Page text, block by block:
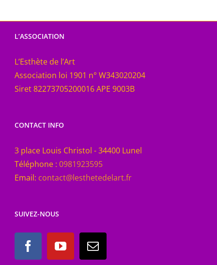
L’ASSOCIATION
L’Esthète de l’Art
Association loi 1901 n° W343020204
Siret 82273705200016 APE 9003B
CONTACT INFO
3 place Louis Christol - 34400 Lunel
Téléphone : 0981923595
Email: contact@lesthetedelart.fr
SUIVEZ-NOUS